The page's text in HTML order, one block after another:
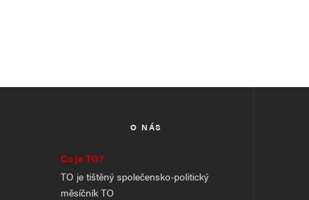
O NÁS
Co je TO?
TO je tištěný společensko-politický
měsíčník TO